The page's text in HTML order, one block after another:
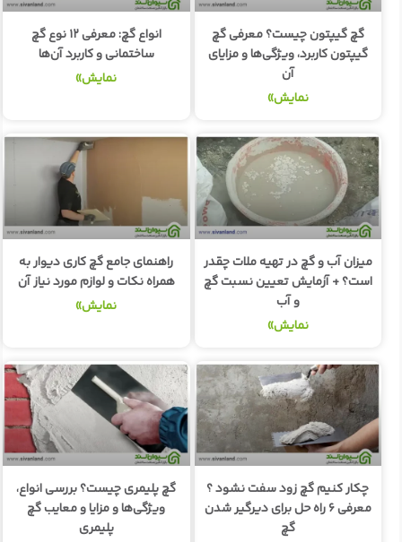
گچ گیپتون چیست؟ معرفی گچ
گیپتون کاربرد، ویژگی‌ها و مزایای
آن
نمایش»
انواع گچ: معرفی ۱۲ نوع گچ
ساختمانی و کاربرد آن‌ها
نمایش»
میزان آب و گچ در تهیه ملات چقدر
است؟ + آزمایش تعیین نسبت گچ
و آب
نمایش»
راهنمای جامع گچ کاری دیوار به
همراه نکات و لوازم مورد نیاز آن
نمایش»
چکار کنیم گچ زود سفت نشود ؟
معرفی ۶ راه حل برای دیرگیر شدن
گچ
گچ پلیمری چیست؟ بررسی انواع،
ویژگی‌ها و مزایا و معایب گچ
پلیمری